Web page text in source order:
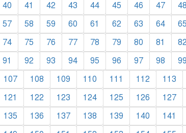
40 41 42 43 44 45 46 47 48
57 58 59 60 61 62 63 64 65
74 75 76 77 78 79 80 81 82
91 92 93 94 95 96 97 98 99
107 108 109 110 111 112 113
121 122 123 124 125 126 127
135 136 137 138 139 140 141